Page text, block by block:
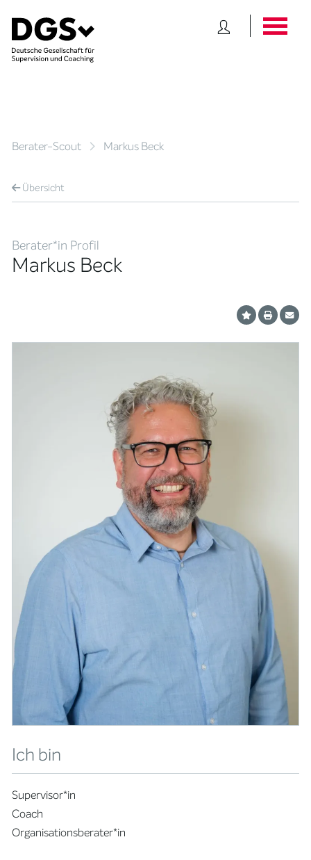
Berater-Scout Markus Beck
Übersicht
Berater*in Profil
Markus Beck
Ich bin
Supervisor*in
Coach
Organisationsberater*in